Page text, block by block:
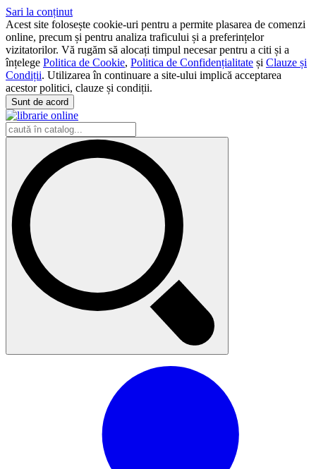
Sari la conținut
Acest site folosește cookie-uri pentru a permite plasarea de comenzi
online, precum și pentru analiza traficului și a preferințelor
vizitatorilor. Vă rugăm să alocați timpul necesar pentru a citi și a
înțelege Politica de Cookie, Politica de Confidențialitate și Clauze și
Condiții. Utilizarea în continuare a site-ului implică acceptarea
acestor politici, clauze și condiții.
Sunt de acord